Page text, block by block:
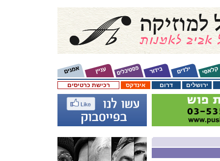
רכישת כרטיסים אינדקס דרום ירושלים